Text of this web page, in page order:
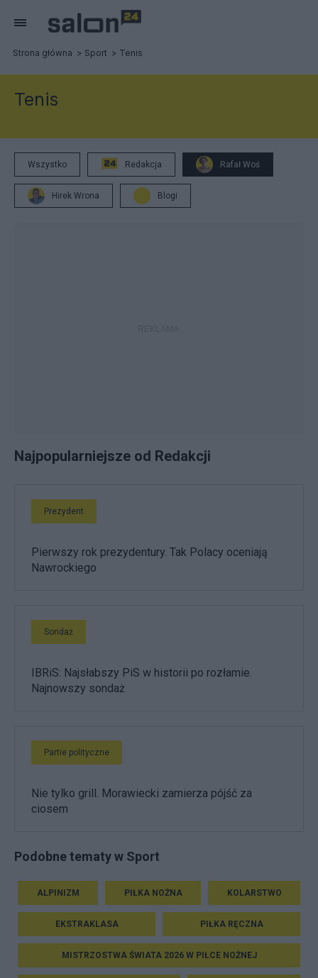
Strona główna Sport Tenis
Tenis
Wszystko Redakcja Rafał Woś
Hirek Wrona Blogi
Najpopularniejsze od Redakcji
Prezydent
Pierwszy rok prezydentury. Tak Polacy oceniają
Nawrockiego
Sondaż
IBRiS: Najsłabszy PiS w historii po rozłamie.
Najnowszy sondaż
Partie polityczne
Nie tylko grill. Morawiecki zamierza pójść za
ciosem
Podobne tematy w Sport
ALPINIZM PIŁKA NOŻNA KOLARSTWO
EKSTRAKLASA PIŁKA RĘCZNA
MISTRZOSTWA ŚWIATA 2026 W PIŁCE NOŻNEJ